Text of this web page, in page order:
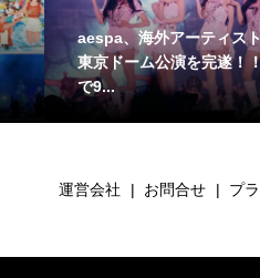
aespa、海外アーティス
東京ドーム公演を完遂！
で9...
運営会社 お問合せ プ